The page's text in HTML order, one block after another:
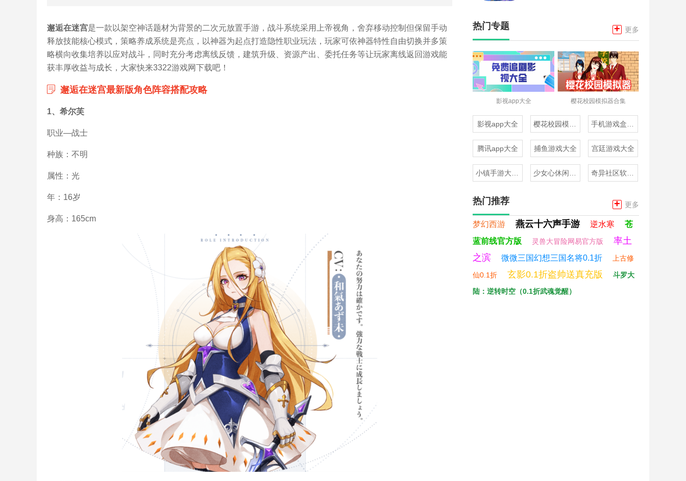
邂逅在迷宫是一款以架空神话题材为背景的二次元放置手游，战斗系统采用上帝视角，舍弃移动控制但保留手动
释放技能核心模式，策略养成系统是亮点，以神器为起点打造隐性职业玩法，玩家可依神器特性自由切换并多策
略横向收集培养以应对战斗，同时充分考虑离线反馈，建筑升级、资源产出、委托任务等让玩家离线返回游戏能
获丰厚收益与成长，大家快来3322游戏网下载吧！
邂逅在迷宫最新版角色阵容搭配攻略
1、希尔芙
职业—战士
种族：不明
属性：光
年：16岁
身高：165cm
热门专题 + 更多
影视app大全 樱花校园模拟器合集
影视app大全
腾讯app大全 捕鱼游戏大全 宫廷游戏大全
热门推荐 + 更多
梦幻西游 燕云十六声手游 逆水寒
苍
蓝前线官方版
灵兽大冒险网易官方版
率土
之滨
微微三国幻想三国名将0.1折 上古修
仙0.1折 玄影0.1折盗帅送真充版
斗罗大
陆：逆转时空（0.1折武魂觉醒）